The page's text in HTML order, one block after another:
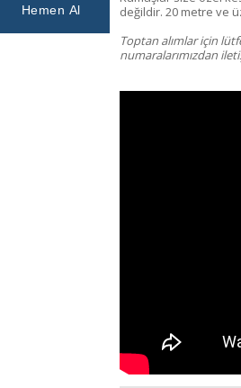
değildir. 20 metre ve
Toptan alımlar için
numaralarımızdan